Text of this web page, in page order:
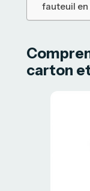
fauteuil
carton